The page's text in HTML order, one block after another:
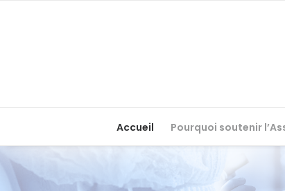
Accueil Pourquoi soutenir